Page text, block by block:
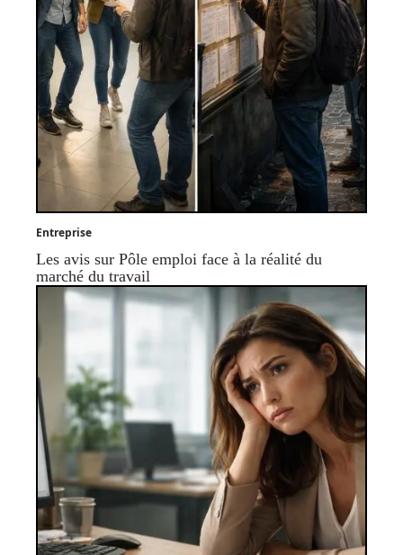
Entreprise
Les avis sur Pôle emploi face à la réalité du
marché du travail